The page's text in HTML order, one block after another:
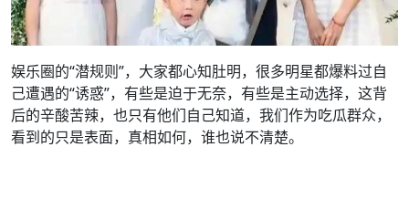
娱乐圈的“潜规则”，大家都心知肚明，很多明星都爆料过自
己遭遇的“诱惑”，有些是迫于无奈，有些是主动选择，这背
后的辛酸苦辣，也只有他们自己知道，我们作为吃瓜群众，
看到的只是表面，真相如何，谁也说不清楚。